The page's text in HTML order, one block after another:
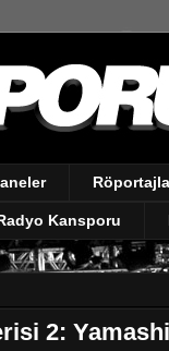
Kansporu
2: